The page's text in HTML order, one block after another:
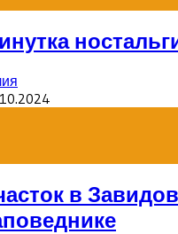
в